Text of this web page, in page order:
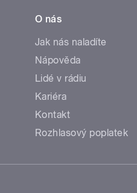
O nás
Jak nás naladíte
Nápověda
Lidé v rádiu
Kariéra
Kontakt
Rozhlasový poplatek